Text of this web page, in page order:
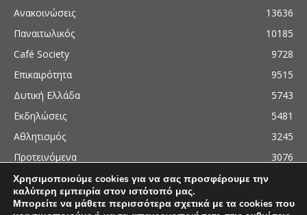
Ανακοινώσεις
13636
Παναιτωλικός
10185
Café Society
9728
Επικαιρότητα
9515
Δυτική Ελλάδα
5743
Εκδηλώσεις
5481
Αθλητισμός
3245
Προτεινόμενα
3076
Χρησιμοποιούμε cookies για να σας προσφέρουμε την
καλύτερη εμπειρία στον ιστότοπό μας.
Μπορείτε να μάθετε περισσότερα σχετικά με τα cookies που